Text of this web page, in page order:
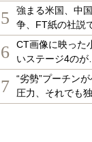
5
強まる米国、中
争、FT紙の社説
6
CT画像に映った
いステージ4のが…
7
“劣勢”プーチン
圧力、それでも